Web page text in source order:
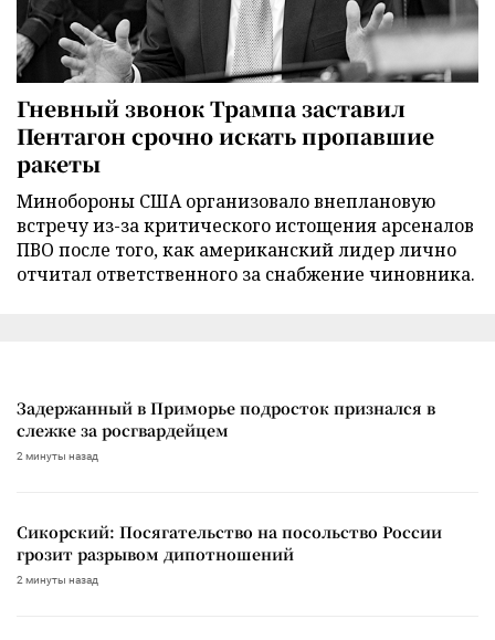
Гневный звонок Трампа заставил
Пентагон срочно искать пропавшие
ракеты
Минобороны США организовало внеплановую
встречу из-за критического истощения арсеналов
ПВО после того, как американский лидер лично
отчитал ответственного за снабжение чиновника.
Задержанный в Приморье подросток признался в
слежке за росгвардейцем
2 минуты назад
Сикорский: Посягательство на посольство России
грозит разрывом дипотношений
2 минуты назад